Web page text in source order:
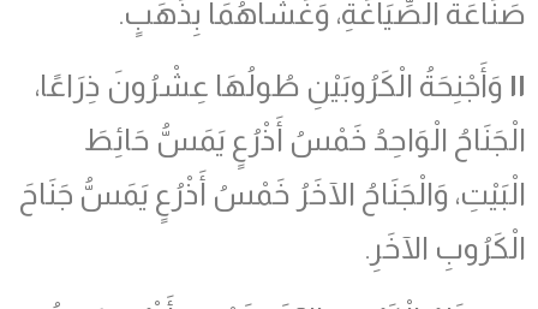
صَنَاعَةَ الصِّيَاغَةِ، وَغَشَّاهُمَا بِذَهَبٍ.
١١ وَأَجْنِحَةُ الْكَرُوبَيْنِ طُولُهَا عِشْرُونَ ذِرَاعًا،
الْجَنَاحُ الْوَاحِدُ خَمْسُ أَذْرُعٍ يَمَسُّ حَائِطَ
الْبَيْتِ، وَالْجَنَاحُ الآخَرُ خَمْسُ أَذْرُعٍ يَمَسُّ جَنَاحَ
الْكَرُوبِ الآخَرِ.